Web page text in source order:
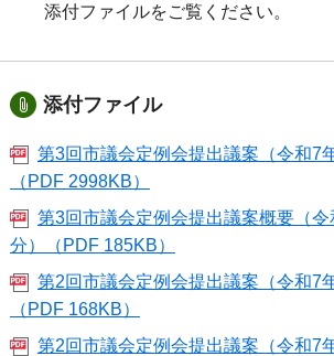
添付ファイルをご覧ください。
添付ファイル
第3回市議会定例会提出議案（令和7
（PDF 2998KB）
第3回市議会定例会提出議案概要（
分）（PDF 185KB）
第2回市議会定例会提出議案（令和7
（PDF 168KB）
第2回市議会定例会提出議案（令和7